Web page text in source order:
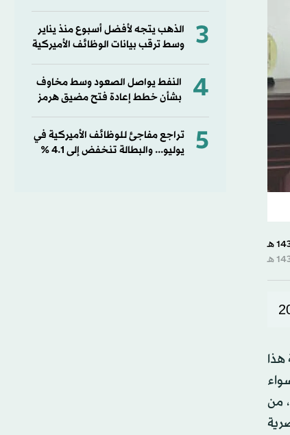
من
3
الذهب يتجه لأفضل أسبوع منذ يناير
وسط ترقب بيانات الوظائف الأميركية
4
النفط يواصل الصعود وسط مخاوف
بشأن خطط إعادة فتح مضيق هرمز
5
تراجع مفاجئ للوظائف الأميركية في
يوليو... والبطالة تنخفض إلى 4.1 %